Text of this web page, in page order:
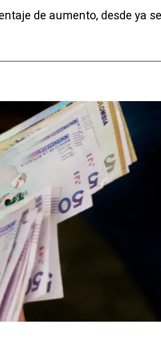
de aumento, desde ya